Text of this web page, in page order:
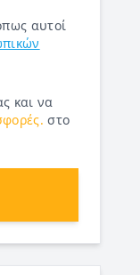
αυτοί
και να
στο